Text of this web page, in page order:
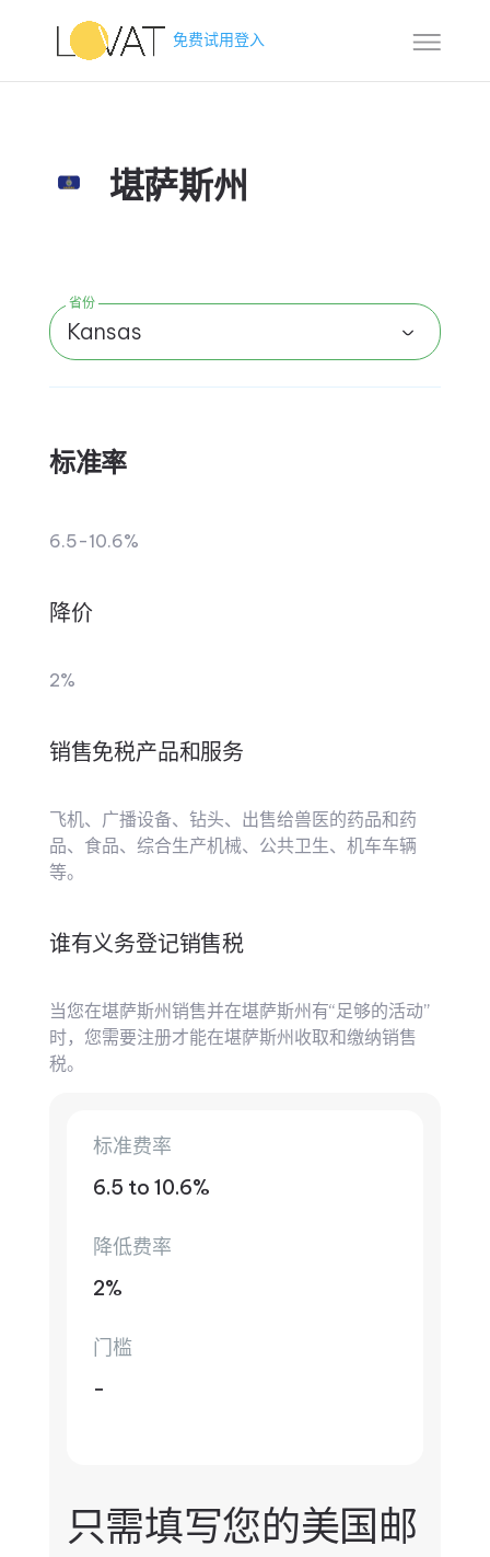
免费试用登入
堪萨斯州
省份
Kansas
标准率
6.5-10.6%
降价
2%
销售免税产品和服务
飞机、广播设备、钻头、出售给兽医的药品和药
品、食品、综合生产机械、公共卫生、机车车辆
等。
谁有义务登记销售税
当您在堪萨斯州销售并在堪萨斯州有“足够的活动”
时，您需要注册才能在堪萨斯州收取和缴纳销售
税。
标准费率
6.5 to 10.6%
降低费率
2%
门槛
-
只需填写您的美国邮